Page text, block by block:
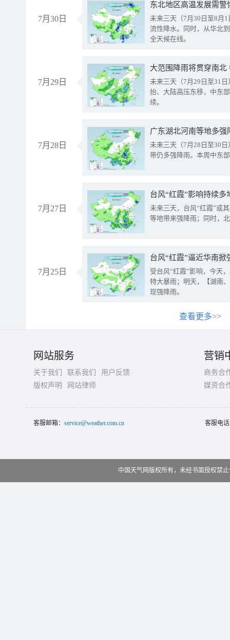
7月30日
东北地区高温发展需
未来三天（7月30日至8月
流性降水。同时，从华北
全天候在线。
7月29日
大范围降雨将贯穿南
未来三天（7月29日至31
抬、大陆高压东移，中东
续。
7月28日
广东湖北河南等地多
未来三天（7月28日至30
带仍多强降雨。本周中东
7月27日
台风“红霞”影响持续
未来三天，台风“红霞”或
等地带来强降雨；同时，
7月25日
台风“红霞”逼近华南
受台风“红霞”影响，今天
特大暴雨；明天，【湖南
现强降雨。
查看更多>>
网站服务
关于我们 联系我们
用户反馈
版权声明
网站律师
营销
商务合
媒资合
客服邮箱： service@weather.com.cn 客服电
中国天气网版权所有，未经书面授权